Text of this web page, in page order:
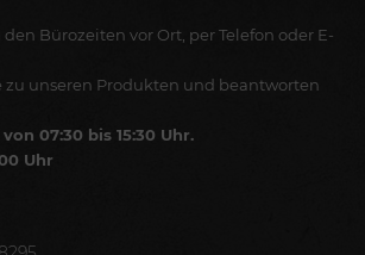
Bürozeiten vor Ort, per Telefon oder E-
zu unseren Produkten und beantworten
07:30 bis 15:30 Uhr.
Uhr